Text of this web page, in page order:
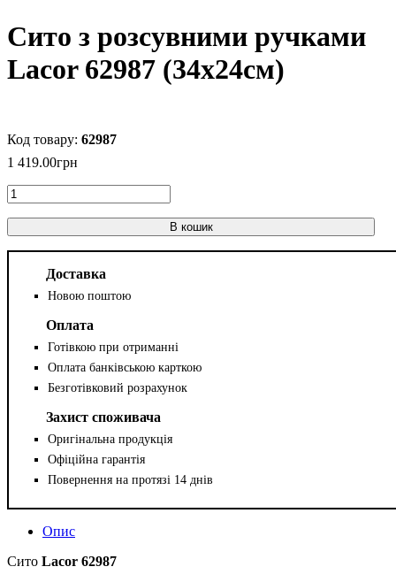
Сито з розсувними ручками
Lacor 62987 (34x24см)
62987
1 419.00грн
В кошик
Доставка
Новою поштою
Оплата
Готівкою при отриманні
Оплата банківською карткою
Безготівковий розрахунок
Захист споживача
Оригінальна продукція
Офіційна гарантія
Повернення на протязі 14 днів
Опис
Сито Lacor 62987